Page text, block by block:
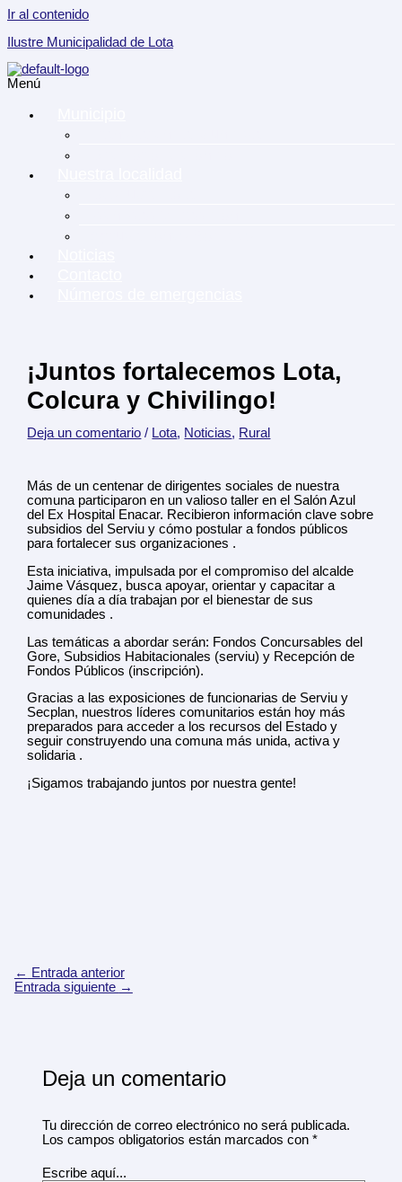
Ir al contenido
Ilustre Municipalidad de Lota
Menú
¡Juntos fortalecemos Lota,
Colcura y Chivilingo!
Deja un comentario / Lota, Noticias, Rural
Más de un centenar de dirigentes sociales de nuestra
comuna participaron en un valioso taller en el Salón Azul
del Ex Hospital Enacar. Recibieron información clave sobre
subsidios del Serviu y cómo postular a fondos públicos
para fortalecer sus organizaciones .
Esta iniciativa, impulsada por el compromiso del alcalde
Jaime Vásquez, busca apoyar, orientar y capacitar a
quienes día a día trabajan por el bienestar de sus
comunidades .
Las temáticas a abordar serán: Fondos Concursables del
Gore, Subsidios Habitacionales (serviu) y Recepción de
Fondos Públicos (inscripción).
Gracias a las exposiciones de funcionarias de Serviu y
Secplan, nuestros líderes comunitarios están hoy más
preparados para acceder a los recursos del Estado y
seguir construyendo una comuna más unida, activa y
solidaria .
¡Sigamos trabajando juntos por nuestra gente!
← Entrada anterior
Entrada siguiente →
Deja un comentario
Tu dirección de correo electrónico no será publicada.
Los campos obligatorios están marcados con*
Escribe aquí...